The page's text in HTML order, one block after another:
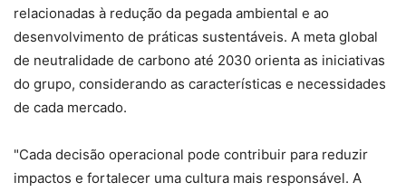
relacionadas à redução da pegada ambiental e ao
desenvolvimento de práticas sustentáveis. A meta global
de neutralidade de carbono até 2030 orienta as iniciativas
do grupo, considerando as características e necessidades
de cada mercado.
"Cada decisão operacional pode contribuir para reduzir
impactos e fortalecer uma cultura mais responsável. A